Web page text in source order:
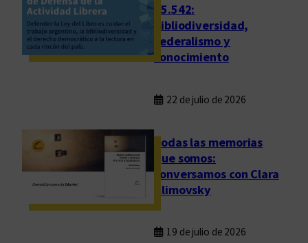
25.542:
bibliodiversidad,
federalismo y
conocimiento
22 de julio de 2026
Todas las memorias
que somos:
conversamos con Clara
Klimovsky
19 de julio de 2026